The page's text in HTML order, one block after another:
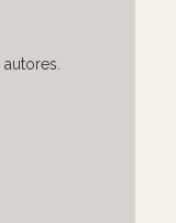
autores.